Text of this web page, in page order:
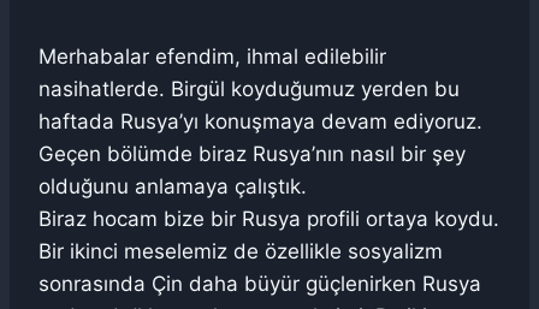
Merhabalar efendim, ihmal edilebilir
nasihatlerde. Birgül koyduğumuz yerden bu
haftada Rusya’yı konuşmaya devam ediyoruz.
Geçen bölümde biraz Rusya’nın nasıl bir şey
olduğunu anlamaya çalıştık.
Biraz hocam bize bir Rusya profili ortaya koydu.
Bir ikinci meselemiz de özellikle sosyalizm
sonrasında Çin daha büyür güçlenirken Rusya